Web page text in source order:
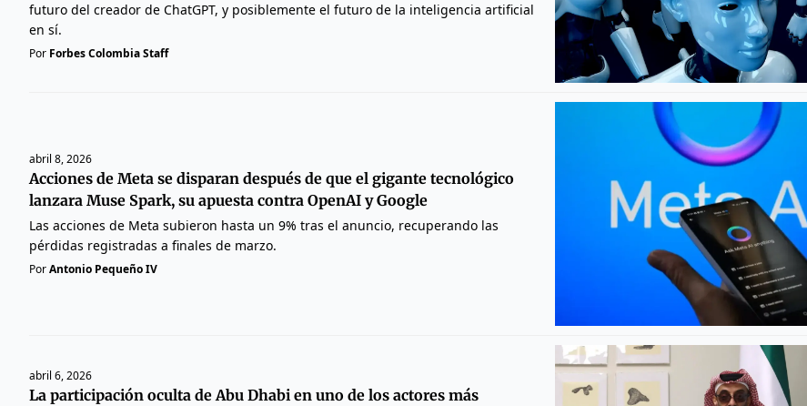
futuro del creador de ChatGPT, y posiblemente el futuro de la inteligencia artificial
en sí.
Por Forbes Colombia Staff
abril 8, 2026
Acciones de Meta se disparan después de que el gigante tecnológico
lanzara Muse Spark, su apuesta contra OpenAI y Google
Las acciones de Meta subieron hasta un 9% tras el anuncio, recuperando las
pérdidas registradas a finales de marzo.
PorAntonio Pequeño IV
abril 6, 2026
La participación oculta de Abu Dhabi en uno de los actores más